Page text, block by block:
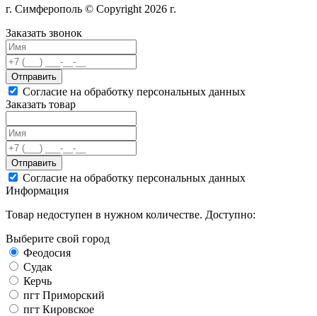
г. Симферополь © Copyright 2026 г.
Заказать звонок
Отправить
Согласие на обработку персональных данных
Заказать товар
Отправить
Согласие на обработку персональных данных
Информация
Товар недоступен в нужном количестве. Доступно:
Выберите свой город
Феодосия
Судак
Керчь
пгт Приморский
пгт Кировское